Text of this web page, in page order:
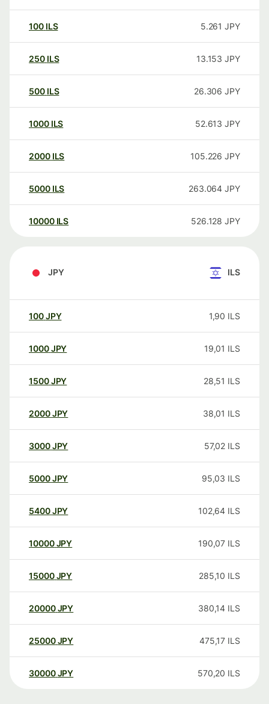
100 ILS 5.261 JPY
250 ILS 13.153 JPY
500 ILS 26.306 JPY
1000 ILS 52.613 JPY
2000 ILS 105.226 JPY
5000 ILS 263.064 JPY
10000 ILS 526.128 JPY
JPY ILS
100JPY 1,90 ILS
1000JPY 19,01 ILS
1500JPY 28,51 ILS
2000JPY 38,01 ILS
3000JPY 57,02 ILS
5000JPY 95,03 ILS
5400JPY 102,64 ILS
10000 JPY 190,07 ILS
15000 JPY 285,10 ILS
20000 JPY 380,14 ILS
25000 JPY 475,17 ILS
30000 JPY 570,20 ILS